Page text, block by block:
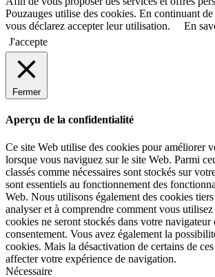
Pouzauges utilise des cookies. En continuant
vous déclarez accepter leur utilisation.
En
J'accepte
Fermer
Aperçu de la confidentialité
Ce site Web utilise des cookies pour améliorer
lorsque vous naviguez sur le site Web. Parmi
classés comme nécessaires sont stockés sur
sont essentiels au fonctionnement des
Web. Nous utilisons également des cookies
analyser et à comprendre comment vous
cookies ne seront stockés dans votre navigateur
consentement. Vous avez également la
cookies. Mais la désactivation de certains de
affecter votre expérience de navigation.
Nécessaire